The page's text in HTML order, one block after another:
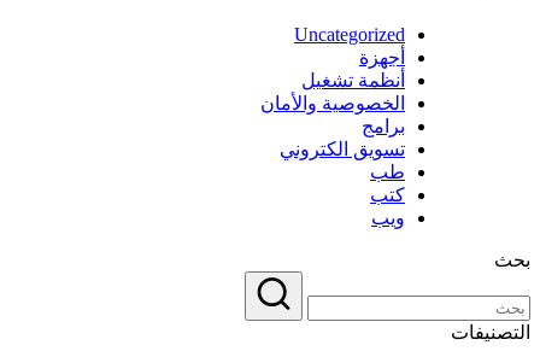
Uncategorized
أجهزة
أنظمة تشغيل
الخصوصية والأمان
برامج
تسويق الكتروني
طب
كتب
ويب
بحث
التصنيفات